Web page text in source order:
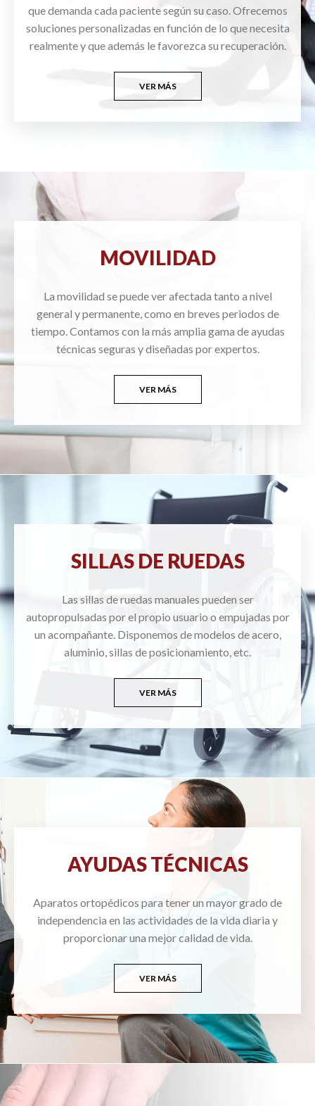
que demanda cada paciente según su caso. Ofrecemos
soluciones personalizadas en función de lo que necesita
realmente y que además le favorezca su recuperación.
VER MÁS
MOVILIDAD
La movilidad se puede ver afectada tanto a nivel
general y permanente, como en breves periodos de
tiempo. Contamos con la más amplia gama de ayudas
técnicas seguras y diseñadas por expertos.
VER MÁS
SILLAS DE RUEDAS
Las sillas de ruedas manuales pueden ser
autopropulsadas por el propio usuario o empujadas por
un acompañante. Disponemos de modelos de acero,
aluminio, sillas de posicionamiento, etc.
VER MÁS
AYUDAS TÉCNICAS
Aparatos ortopédicos para tener un mayor grado de
independencia en las actividades de la vida diaria y
proporcionar una mejor calidad de vida.
VER MÁS